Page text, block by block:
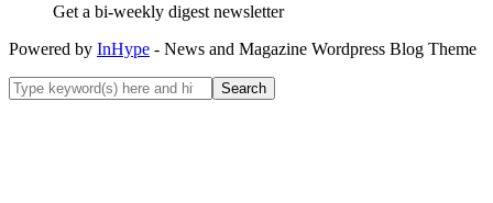
Get a bi-weekly digest newsletter
Powered by InHype - News and Magazine Wordpress Blog Theme